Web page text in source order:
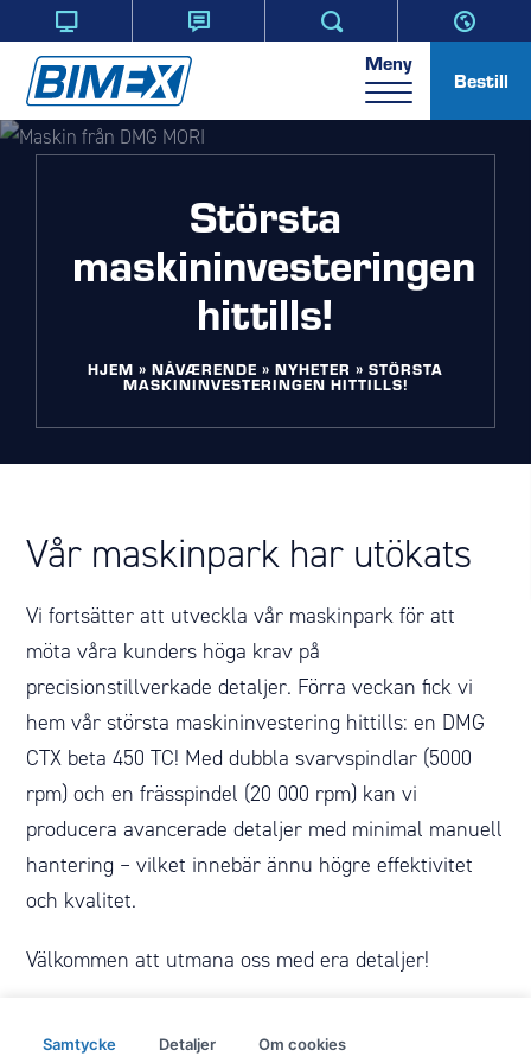
Meny
Bestill
Största
maskininvesteringen
hittills!
HJEM » NÅVÆRENDE » NYHETER » STÖRSTA
MASKININVESTERINGEN HITTILLS!
Vår maskinpark har utökats
Vi fortsätter att utveckla vår maskinpark för att
möta våra kunders höga krav på
precisionstillverkade detaljer. Förra veckan fick vi
hem vår största maskininvestering hittills: en DMG
CTX beta 450 TC! Med dubbla svarvspindlar (5000
rpm) och en frässpindel (20 000 rpm) kan vi
producera avancerade detaljer med minimal manuell
hantering – vilket innebär ännu högre effektivitet
och kvalitet.
Välkommen att utmana oss med era detaljer!
Samtycke Detaljer Om cookies